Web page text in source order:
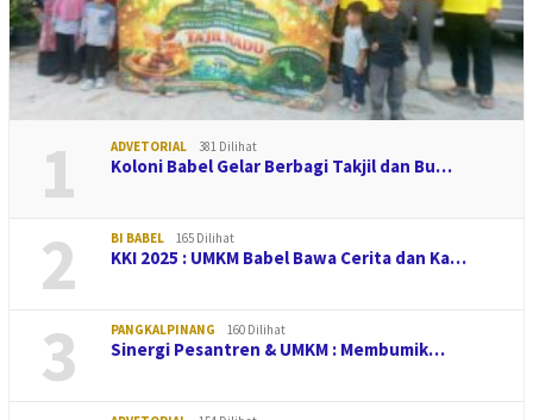
1 ADVETORIAL 381 Dilihat
Koloni Babel Gelar Berbagi Takjil dan Bu…
2 BI BABEL 165 Dilihat
KKI 2025 : UMKM Babel Bawa Cerita dan Ka…
3 PANGKALPINANG 160 Dilihat
Sinergi Pesantren & UMKM : Membumik…